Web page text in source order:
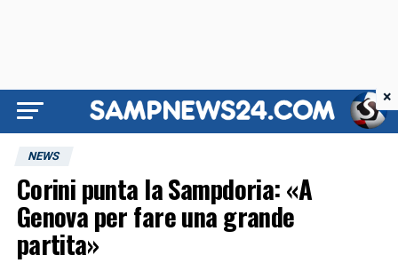
NEWS
Corini punta la Sampdoria: «A
Genova per fare una grande
partita»
×